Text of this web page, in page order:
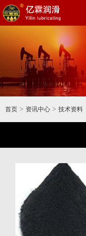
首页 > 资讯中心 > 技术资料